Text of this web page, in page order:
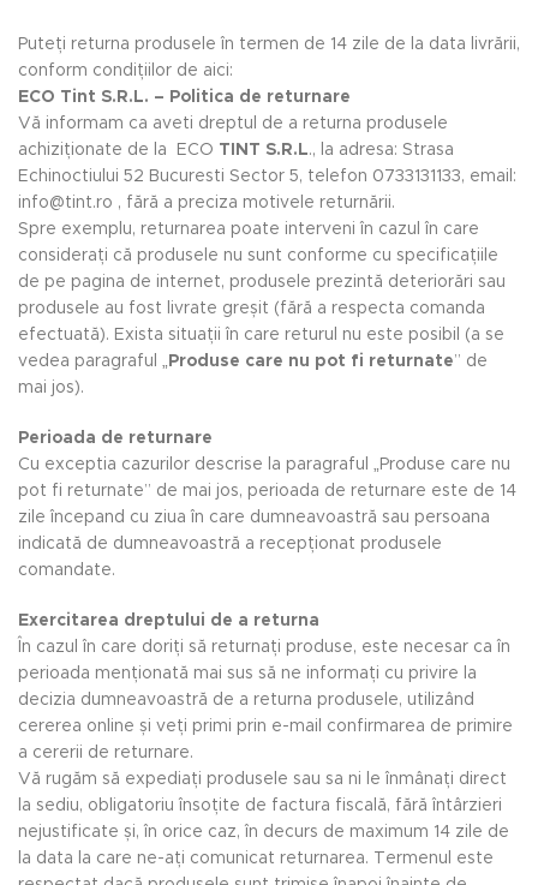
Puteți returna produsele în termen de 14 zile de la data livrării,
conform condițiilor de aici:
ECO Tint S.R.L. – Politica de returnare
Vă informam ca aveti dreptul de a returna produsele
achiziționate de la ECO TINT S.R.L., la adresa: Strasa
Echinoctiului 52 Bucuresti Sector 5, telefon 0733131133, email:
info@tint.ro , fără a preciza motivele returnării.
Spre exemplu, returnarea poate interveni în cazul în care
considerați că produsele nu sunt conforme cu specificațiile
de pe pagina de internet, produsele prezintă deteriorări sau
produsele au fost livrate greșit (fără a respecta comanda
efectuată). Exista situații în care returul nu este posibil (a se
vedea paragraful „ Produse care nu pot fi returnate” de
mai jos).
Perioada de returnare
Cu exceptia cazurilor descrise la paragraful „Produse care nu
pot fi returnate” de mai jos, perioada de returnare este de 14
zile începand cu ziua în care dumneavoastră sau persoana
indicată de dumneavoastră a recepționat produsele
comandate.
Exercitarea dreptului de a returna
În cazul în care doriți să returnați produse, este necesar ca în
perioada menționată mai sus să ne informați cu privire la
decizia dumneavoastră de a returna produsele, utilizând
cererea online și veți primi prin e-mail confirmarea de primire
a cererii de returnare.
Vă rugăm să expediați produsele sau sa ni le înmânați direct
la sediu, obligatoriu însoțite de factura fiscală, fără întârzieri
nejustificate și, în orice caz, în decurs de maximum 14 zile de
la data la care ne-ați comunicat returnarea. Termenul este